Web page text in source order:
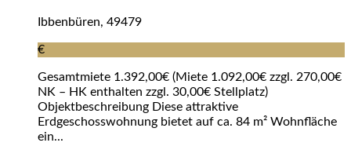
Ibbenbüren, 49479
€
Gesamtmiete 1.392,00€ (Miete 1.092,00€ zzgl. 270,00€
NK – HK enthalten zzgl. 30,00€ Stellplatz)
Objektbeschreibung Diese attraktive
Erdgeschosswohnung bietet auf ca. 84 m² Wohnfläche
ein...